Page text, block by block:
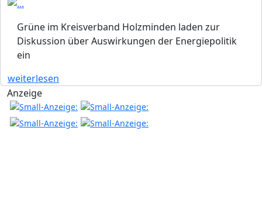
Grüne im Kreisverband Holzminden laden zur
Diskussion über Auswirkungen der Energiepolitik
ein
weiterlesen
Anzeige